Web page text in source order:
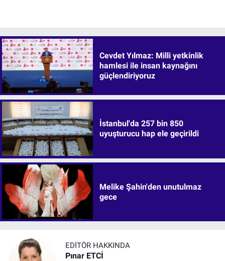
Cevdet Yılmaz: Milli yetkinlik
hamlesi ile insan kaynağını
güçlendiriyoruz
İstanbul'da 257 bin 850
uyuşturucu hap ele geçirildi
Melike Şahin'den unutulmaz
gece
EDITÖR HAKKINDA
Pınar ETCİ